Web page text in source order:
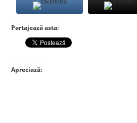
Partajează asta:
Apreciază: